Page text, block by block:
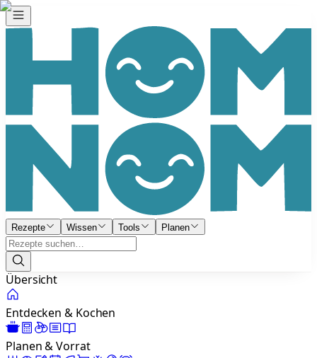
Rezepte Wissen Tools Planen
Übersicht
Entdecken & Kochen
Planen & Vorrat